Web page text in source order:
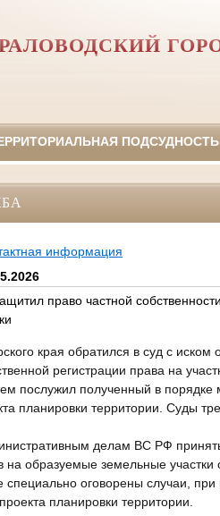
ПОДСУДНОСТЬ
информация
право частной
края обратился в суд с
регистрации права на
послужил полученный в порядке
планировки территории. Суды
делам ВС РФ
на образуемые земельные
специально оговорены случаи,
планировки территории.